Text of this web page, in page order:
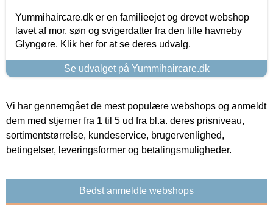
Yummihaircare.dk er en familieejet og drevet webshop
lavet af mor, søn og svigerdatter fra den lille havneby
Glyngøre. Klik her for at se deres udvalg.
Se udvalget på Yummihaircare.dk
Vi har gennemgået de mest populære webshops og anmeldt
dem med stjerner fra 1 til 5 ud fra bl.a. deres prisniveau,
sortimentstørrelse, kundeservice, brugervenlighed,
betingelser, leveringsformer og betalingsmuligheder.
Bedst anmeldte webshops